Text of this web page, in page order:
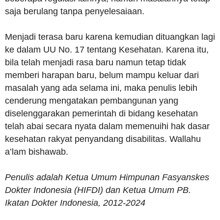
saja berulang tanpa penyelesaiaan.
Menjadi terasa baru karena kemudian dituangkan lagi
ke dalam UU No. 17 tentang Kesehatan. Karena itu,
bila telah menjadi rasa baru namun tetap tidak
memberi harapan baru, belum mampu keluar dari
masalah yang ada selama ini, maka penulis lebih
cenderung mengatakan pembangunan yang
diselenggarakan pemerintah di bidang kesehatan
telah abai secara nyata dalam memenuihi hak dasar
kesehatan rakyat penyandang disabilitas. Wallahu
a’lam bishawab.
Penulis adalah Ketua Umum Himpunan Fasyanskes
Dokter Indonesia (HIFDI) dan Ketua Umum PB.
Ikatan Dokter Indonesia, 2012-2024